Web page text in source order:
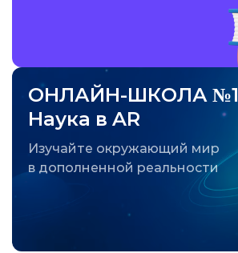
ОНЛАЙН-ШКОЛА №1
Наука в AR
Изучайте окружающий мир
в дополненной реальности